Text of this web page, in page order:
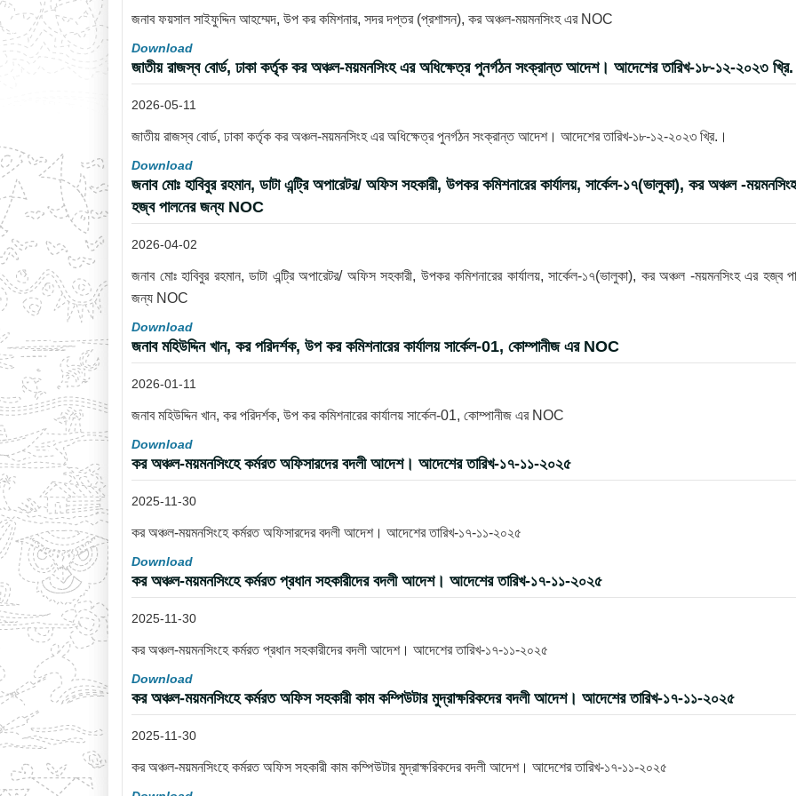
জনাব ফয়সাল সাইফুদ্দিন আহম্মেদ, উপ কর কমিশনার, সদর দপ্তর (প্রশাসন), কর অঞ্চল-ময়মনসিংহ এর NOC
Download
জাতীয় রাজস্ব বোর্ড, ঢাকা কর্তৃক কর অঞ্চল-ময়মনসিংহ এর অধিক্ষেত্র পুনর্গঠন সংক্রান্ত আদেশ। আদেশের তারিখ-১৮-১২-২০২৩
2026-05-11
জাতীয় রাজস্ব বোর্ড, ঢাকা কর্তৃক কর অঞ্চল-ময়মনসিংহ এর অধিক্ষেত্র পুনর্গঠন সংক্রান্ত আদেশ। আদেশের তারিখ-১৮-১২-২০২৩ খ্রি.।
Download
জনাব মোঃ হাবিবুর রহমান, ডাটা এন্ট্রি অপারেটর/ অফিস সহকারী, উপকর কমিশনারের কার্যালয়, সার্কেল-১৭(ভালুকা), কর অঞ্চল -
হজ্ব পালনের জন্য NOC
2026-04-02
জনাব মোঃ হাবিবুর রহমান, ডাটা এন্ট্রি অপারেটর/ অফিস সহকারী, উপকর কমিশনারের কার্যালয়, সার্কেল-১৭(ভালুকা), কর অঞ্চল -ময়মনসিংহ এর হজ্ব
জন্য NOC
Download
জনাব মহিউদ্দিন খান, কর পরিদর্শক, উপ কর কমিশনারের কার্যালয় সার্কেল-01, কোম্পানীজ এর NOC
2026-01-11
জনাব মহিউদ্দিন খান, কর পরিদর্শক, উপ কর কমিশনারের কার্যালয় সার্কেল-01, কোম্পানীজ এর NOC
Download
কর অঞ্চল-ময়মনসিংহে কর্মরত অফিসারদের বদলী আদেশ। আদেশের তারিখ-১৭-১১-২০২৫
2025-11-30
কর অঞ্চল-ময়মনসিংহে কর্মরত অফিসারদের বদলী আদেশ। আদেশের তারিখ-১৭-১১-২০২৫
Download
কর অঞ্চল-ময়মনসিংহে কর্মরত প্রধান সহকারীদের বদলী আদেশ। আদেশের তারিখ-১৭-১১-২০২৫
2025-11-30
কর অঞ্চল-ময়মনসিংহে কর্মরত প্রধান সহকারীদের বদলী আদেশ। আদেশের তারিখ-১৭-১১-২০২৫
Download
কর অঞ্চল-ময়মনসিংহে কর্মরত অফিস সহকারী কাম কম্পিউটার মুদ্রাক্ষরিকদের বদলী আদেশ। আদেশের তারিখ-১৭-১১-২০২৫
2025-11-30
কর অঞ্চল-ময়মনসিংহে কর্মরত অফিস সহকারী কাম কম্পিউটার মুদ্রাক্ষরিকদের বদলী আদেশ। আদেশের তারিখ-১৭-১১-২০২৫